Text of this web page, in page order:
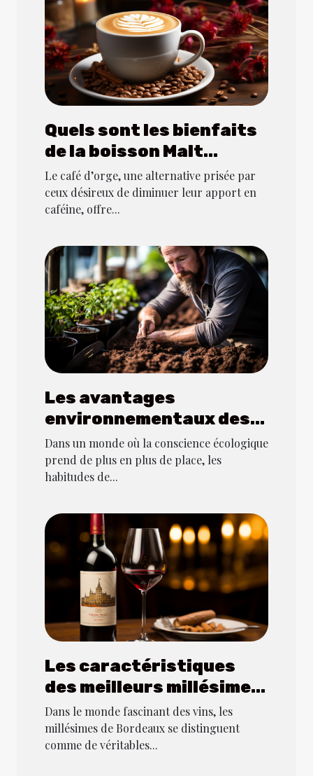
Quels sont les bienfaits
de la boisson Malt
soluble ou du café d’orge
?
Le café d’orge, une alternative prisée par
ceux désireux de diminuer leur apport en
caféine, offre...
Les avantages
environnementaux des
capsules de café
compostables
Dans un monde où la conscience écologique
prend de plus en plus de place, les
habitudes de...
Les caractéristiques
des meilleurs millésimes
de Bordeaux
Dans le monde fascinant des vins, les
millésimes de Bordeaux se distinguent
comme de véritables...